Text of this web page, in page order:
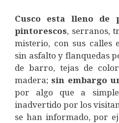
Cusco esta lleno de
pintorescos, serranos,
misterio, con sus calles
sin asfalto y flanquedas
de barro, tejas de
madera; sin embargo
por algo que a
inadvertido por los
se han informado, por